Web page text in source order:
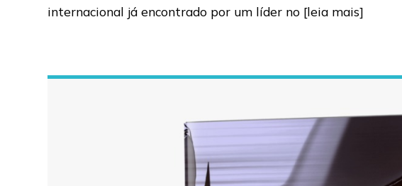
internacional já encontrado por um líder no [leia mais]